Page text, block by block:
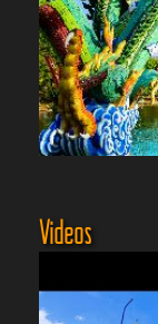
Videos